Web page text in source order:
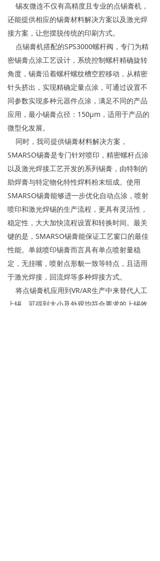
锡友微连不仅有高精度且专业的点锡膏机，
还能提供相应的锡膏材料解决方案以及激光焊
接方案，让您摆脱传统的印刷方式。
点锡膏机搭配的SPS3000螺杆阀，专门为精
密锡膏点涂工艺设计，系统控制螺杆精确旋转
角度，锡膏沿着螺杆螺纹槽空腔移动，从精密
针头挤出，实现精确定量点涂，可通过设置不
同参数实现多种元器件点涂，满足不同的产品
应用，最小锡膏点径：150μm，适用于产品的
微型化发展。
同时，我司提供锡膏材料解决方案，
SMARSO锡膏是专门针对喷印，精密螺杆点涂
以及激光焊接工艺开发的系列锡膏，由特制的
助焊膏与特定物化特性焊料粉末组成。使用
SMARSO锡膏能够进一步优化自动点涂，喷射
喷印和激光焊锡的生产流程，更具有灵活性，
稳定性，大大加快流程设置和转换时间。最关
键的是，SMARSO锡膏能保证工艺窗口的最佳
性能。单就喷印锡膏而言具有单点喷射量稳
定，无挂嘴，喷射点形貌一致等特点，且适用
于激光焊接，回流焊等多种焊接方式。
将点锡膏机应用到VR/AR生产中来替代人工
上锡，可得到大小及外观均符合要求的上锡效